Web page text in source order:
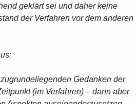
geklärt sei und daher keine
der Verfahren vor dem anderen
Gedanken der
(im Verfahren) – dann aber